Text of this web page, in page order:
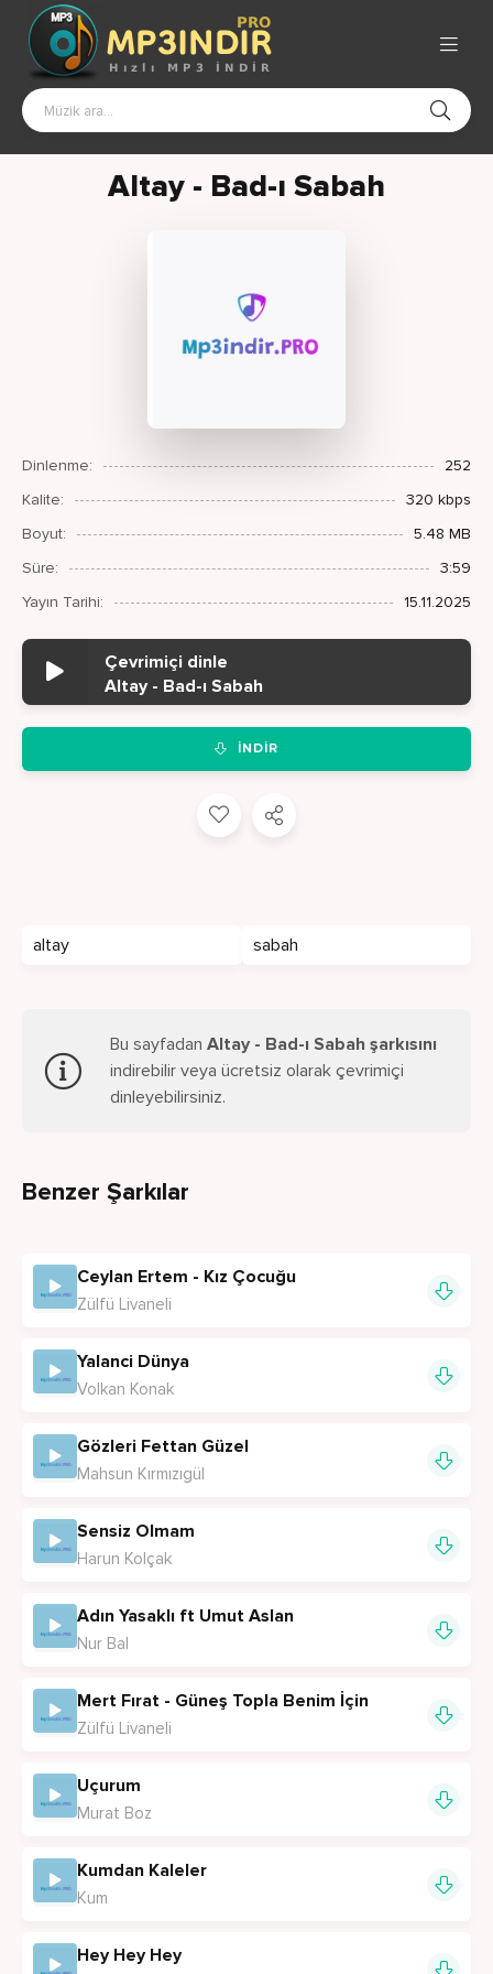
Altay - Bad-ı Sabah
Dinlenme:
252
Kalite:
320 kbps
Boyut:
5.48 MB
Süre:
3:59
Yayın Tarihi:
15.11.2025
Çevrimiçi dinle
Altay - Bad-ı Sabah
İNDIR
altay sabah
Bu sayfadan Altay - Bad-ı Sabah şarkısını
indirebilir veya ücretsiz olarak çevrimiçi
dinleyebilirsiniz.
Benzer Şarkılar
Ceylan Ertem - Kız Çocuğu
Zülfü Livaneli
Yalanci Dünya
Volkan Konak
Gözleri Fettan Güzel
Mahsun Kırmızıgül
Sensiz Olmam
Harun Kolçak
Adın Yasaklı ft Umut Aslan
Nur Bal
Mert Fırat - Güneş Topla Benim İçin
Zülfü Livaneli
Uçurum
Murat Boz
Kumdan Kaleler
Kum
Hey Hey Hey